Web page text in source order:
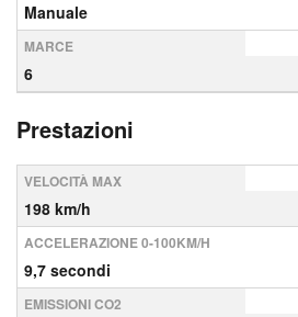
Manuale
MARCE
6
Prestazioni
VELOCITÀ MAX
198 km/h
ACCELERAZIONE 0-100KM/H
9,7 secondi
EMISSIONI CO2